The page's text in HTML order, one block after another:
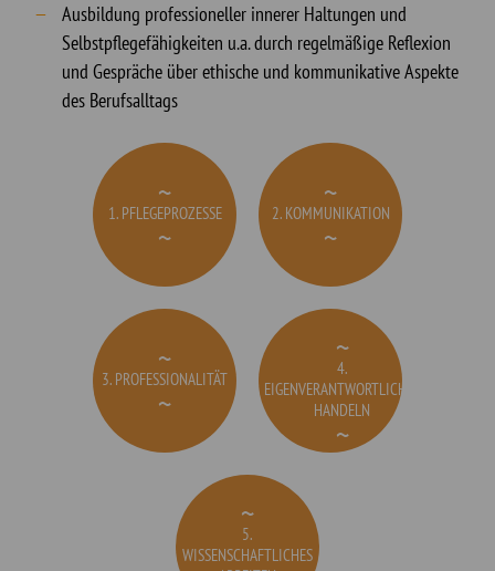
Ausbildung professioneller innerer Haltungen und
Selbstpflegefähigkeiten u.a. durch regelmäßige Reflexion
und Gespräche über ethische und kommunikative Aspekte
des Berufsalltags
1. PFLEGEPROZESSE 2. KOMMUNIKATION
3. PROFESSIONALITÄT
4.
EIGENVERANTWORTLICHES
HANDELN
5.
WISSENSCHAFTLICHES